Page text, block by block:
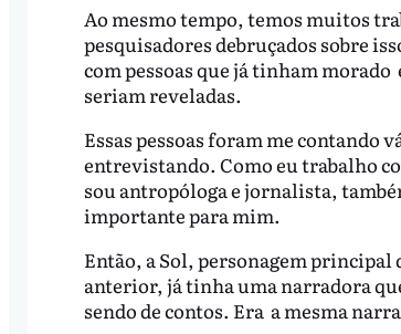
Ao mesmo tempo, temos muitos
pesquisadores debruçados sobre
com pessoas que já tinham morado
seriam reveladas.
Essas pessoas foram me contando
entrevistando. Como eu trabalho
sou antropóloga e jornalista,
importante para mim.
Então, a Sol, personagem principal
anterior, já tinha uma narradora
sendo de contos. Era a mesma